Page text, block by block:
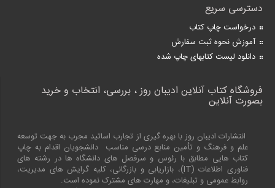
دسترسی سریع
درخواست چاپ کتاب
آموزش نحوه ثبت سفارش
دانلود لیست کتابهای چاپ شده
فروشگاه کتاب آنلاین ادیبان روز ، بررسی، انتخاب و خرید
بصورت آنلاین
انتشارات ادیبان روز با بهره گیری از تجارب اساتید مجرب به جهت توسعه
علم و فرهنگ و تأمین منابع درسی مناسب دانشجویان اقدام به چاپ
کتاب هایی مطابق با رئوس و سرفصل های دانشگاه ها در رشته های
فناوری اطلاعات (IT)، بازاریابی و بازرگانی، کلیه گرایش های مدیریت،
روابط عمومی و تبلیغات، و مهارت های مشترک نموده است.